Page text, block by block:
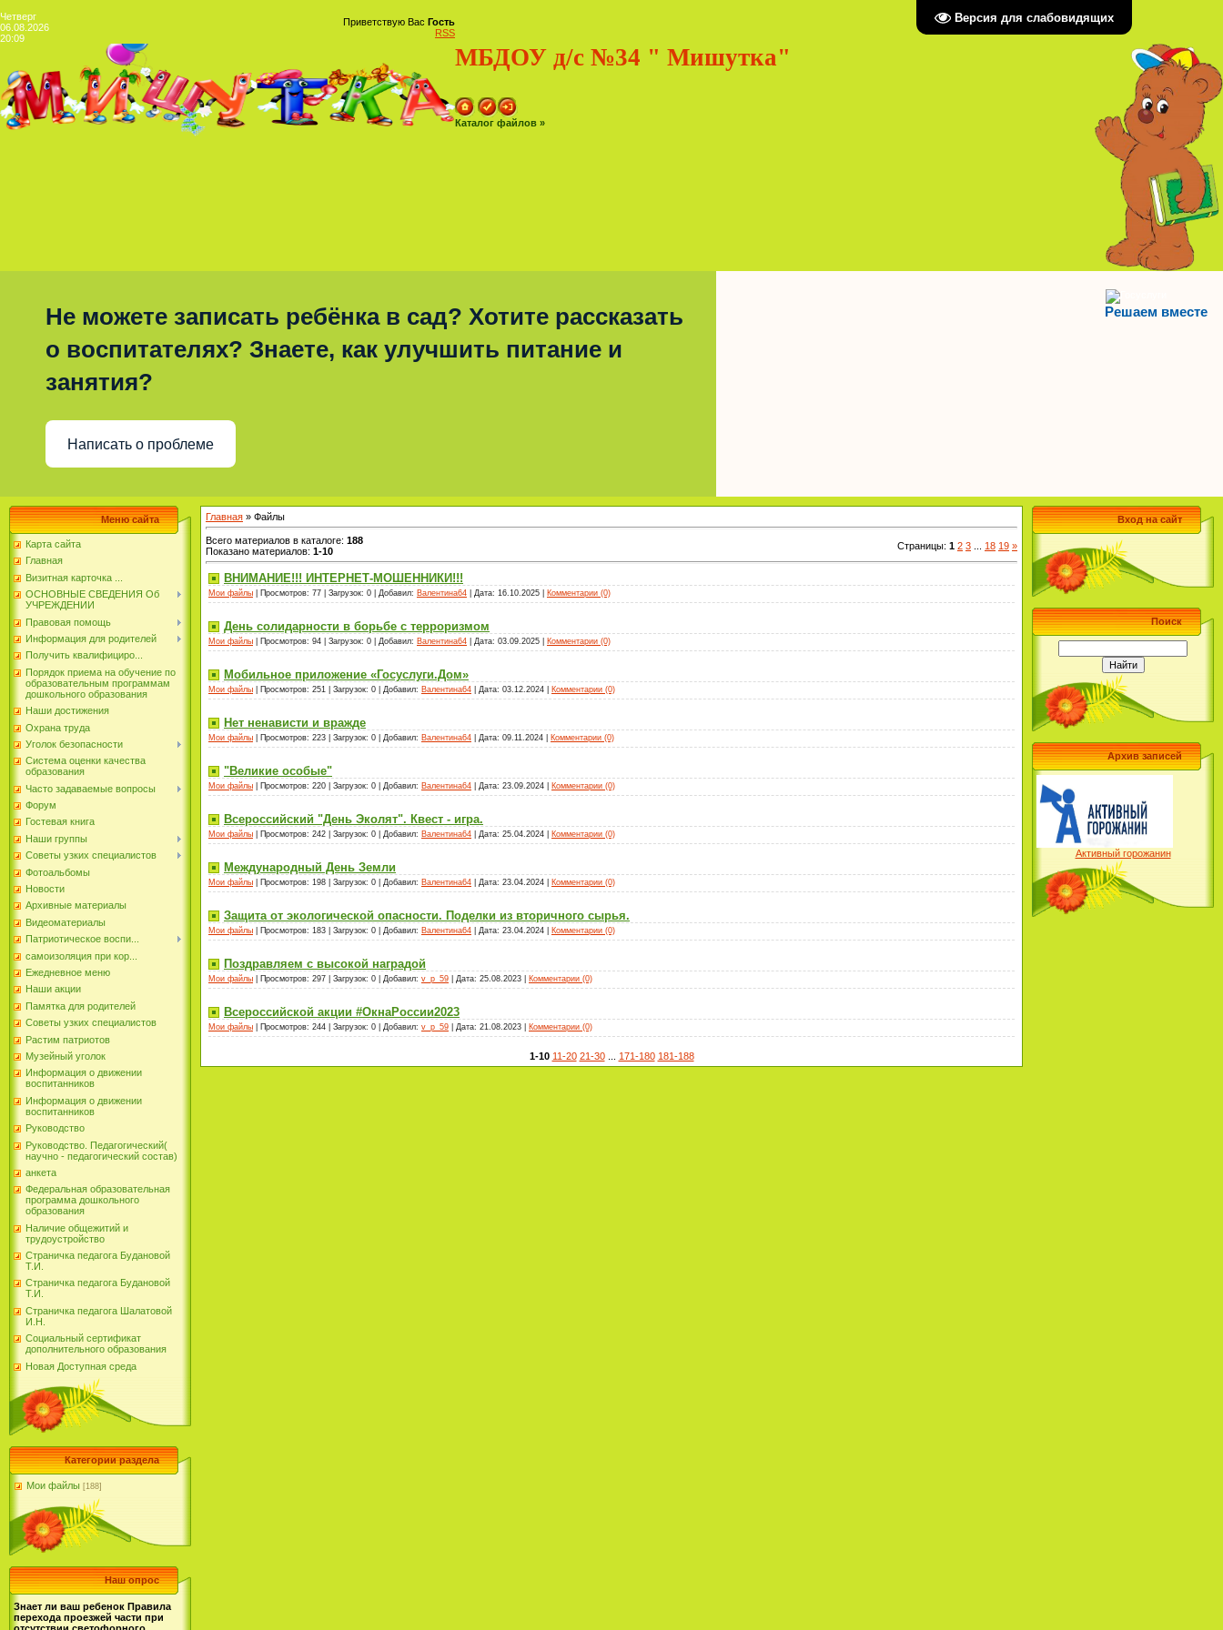
Версия для слабовидящих
Четверг
06.08.2026
20:09
Приветствую Вас Гость
RSS
МБДОУ д/с №34 " Мишутка"
Каталог файлов »
Решаем вместе
Не можете записать ребёнка в сад? Хотите рассказать
о воспитателях? Знаете, как улучшить питание и
занятия?
Написать о проблеме
Меню сайта
Карта сайта
Главная
Визитная карточка ...
ОСНОВНЫЕ СВЕДЕНИЯ Об
УЧРЕЖДЕНИИ
Правовая помощь
Информация для родителей
Получить квалифициро...
Порядок приема на обучение по
образовательным программам
дошкольного образования
Наши достижения
Охрана труда
Уголок безопасности
Система оценки качества
образования
Часто задаваемые вопросы
Форум
Гостевая книга
Наши группы
Советы узких специалистов
Фотоальбомы
Новости
Архивные материалы
Видеоматериалы
Патриотическое воспи...
самоизоляция при кор...
Ежедневное меню
Наши акции
Памятка для родителей
Советы узких специалистов
Растим патриотов
Музейный уголок
Информация о движении
воспитанников
Информация о движении
воспитанников
Руководство
Руководство. Педагогический(
научно - педагогический состав)
анкета
Федеральная образовательная
программа дошкольного
образования
Наличие общежитий и
трудоустройство
Страничка педагога Будановой
Т.И.
Страничка педагога Будановой
Т.И.
Страничка педагога Шалатовой
И.Н.
Социальный сертификат
дополнительного образования
Новая Доступная среда
Категории раздела
Мои файлы [188]
Наш опрос
Знает ли ваш ребенок Правила
перехода проезжей части при
Главная » Файлы
Всего материалов в каталоге: 188
Показано материалов: 1-10 Страницы: 1 2 3 18 19 »
ВНИМАНИЕ!!! ИНТЕРНЕТ-МОШЕННИКИ!!!
Мои файлы Просмотров: 77 Загрузок: 0 Добавил: Валентина64 Дата: 16.10.2025 Комментарии (0)
День солидарности в борьбе с терроризмом
Мои файлы Просмотров: 94 Загрузок: 0 Добавил: Валентина64 Дата: 03.09.2025 Комментарии (0)
Мобильное приложение «Госуслуги.Дом»
Мои файлы Просмотров: 251 Загрузок: 0 Добавил: Валентина64 Дата: 03.12.2024 Комментарии (0)
Нет ненависти и вражде
Мои файлы Просмотров: 223 Загрузок: 0 Добавил: Валентина64 Дата: 09.11.2024 Комментарии (0)
"Великие особые"
Мои файлы Просмотров: 220 Загрузок: 0 Добавил: Валентина64 Дата: 23.09.2024 Комментарии (0)
Всероссийский "День Эколят". Квест - игра.
Мои файлы Просмотров: 242 Загрузок: 0 Добавил: Валентина64 Дата: 25.04.2024 Комментарии (0)
Международный День Земли
Мои файлы Просмотров: 198 Загрузок: 0 Добавил: Валентина64 Дата: 23.04.2024 Комментарии (0)
Защита от экологической опасности. Поделки из вторичного сырья.
Мои файлы Просмотров: 183 Загрузок: 0 Добавил: Валентина64 Дата: 23.04.2024 Комментарии (0)
Поздравляем с высокой наградой
Мои файлы Просмотров: 297 Загрузок: 0 Добавил: v_p_59 Дата: 25.08.2023 Комментарии (0)
Всероссийской акции #ОкнаРоссии2023
Мои файлы Просмотров: 244 Загрузок: 0 Добавил: v_p_59 Дата: 21.08.2023 Комментарии (0)
1-10 11-20 21-30 171-180 181-188
Вход на сайт
Поиск
Архив записей
Активный горожанин